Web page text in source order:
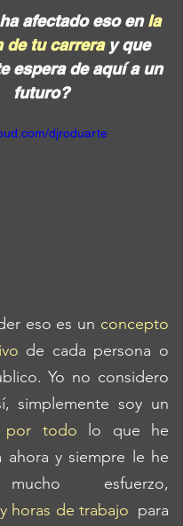
afectado eso en la
de tu carrera y que
espera de aquí a un
futuro?
djroduarte
eso es un concepto
de cada persona o
Yo no considero
por todo
lo que he
ahora y siempre le he
horas de trabajo
  para